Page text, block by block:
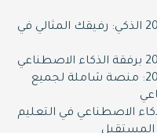
معسكر التدريب الصيفي 2026 الذكي: رفيقك المثالي في
معسكر التدريب الصيفي 2026: منصة شاملة لجميع
الاصطناعي في التعليم